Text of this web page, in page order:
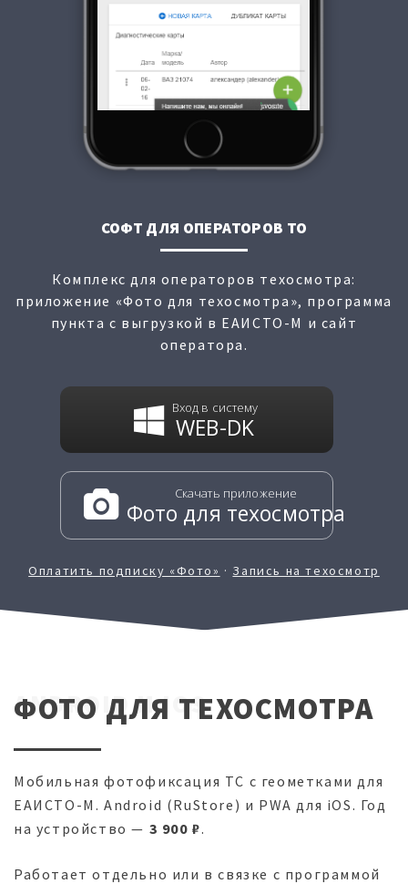
СОФТ ДЛЯ ОПЕРАТОРОВ ТО
Комплекс для операторов техосмотра:
приложение «Фото для техосмотра», программа
пункта с выгрузкой в ЕАИСТО-М и сайт
оператора.
Вход в систему
WEB-DK
Скачать приложение
Фото для техосмотра
Оплатить подписку «Фото» · Запись на техосмотр
ФОТО ДЛЯ ТЕХОСМОТРА
ANDROID И IOS
Мобильная фотофиксация ТС с геометками для
ЕАИСТО-М. Android (RuStore) и PWA для iOS. Год
на устройство — 3 900 ₽.
Работает отдельно или в связке с программой